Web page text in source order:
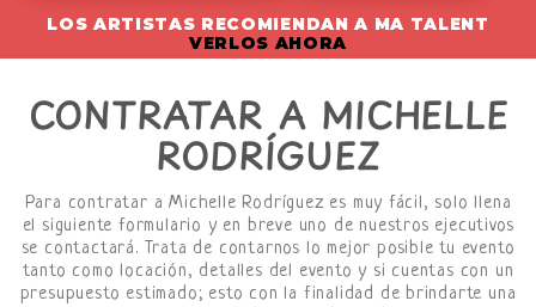
LOS ARTISTAS RECOMIENDAN A MA TALENT
VERLOS AHORA
CONTRATAR A MICHELLE
RODRÍGUEZ
Para contratar a Michelle Rodríguez es muy fácil, solo llena
el siguiente formulario y en breve uno de nuestros ejecutivos
se contactará. Trata de contarnos lo mejor posible tu evento
tanto como locación, detalles del evento y si cuentas con un
presupuesto estimado; esto con la finalidad de brindarte una